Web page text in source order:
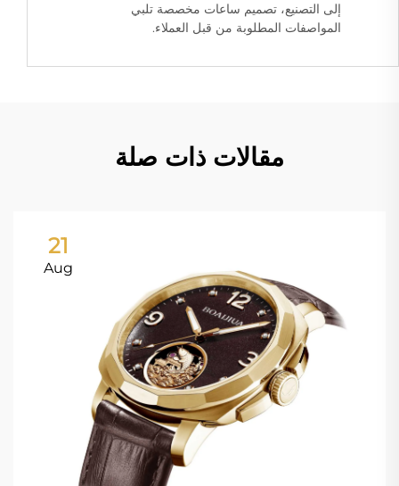
إلى التصنيع، تصميم ساعات مخصصة تلبي
المواصفات المطلوبة من قبل العملاء.
مقالات ذات صلة
21
Aug